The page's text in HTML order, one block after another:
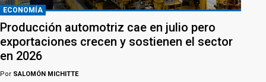
ECONOMÍA
Producción automotriz cae en julio pero
exportaciones crecen y sostienen el sector
en 2026
Por SALOMÓN MICHITTE